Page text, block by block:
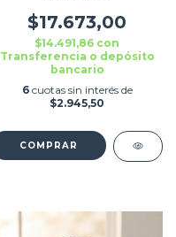
$17.673,00
$14.491,86 con
Transferencia o depósito
bancario
6 cuotas sin interés de
$2.945,50